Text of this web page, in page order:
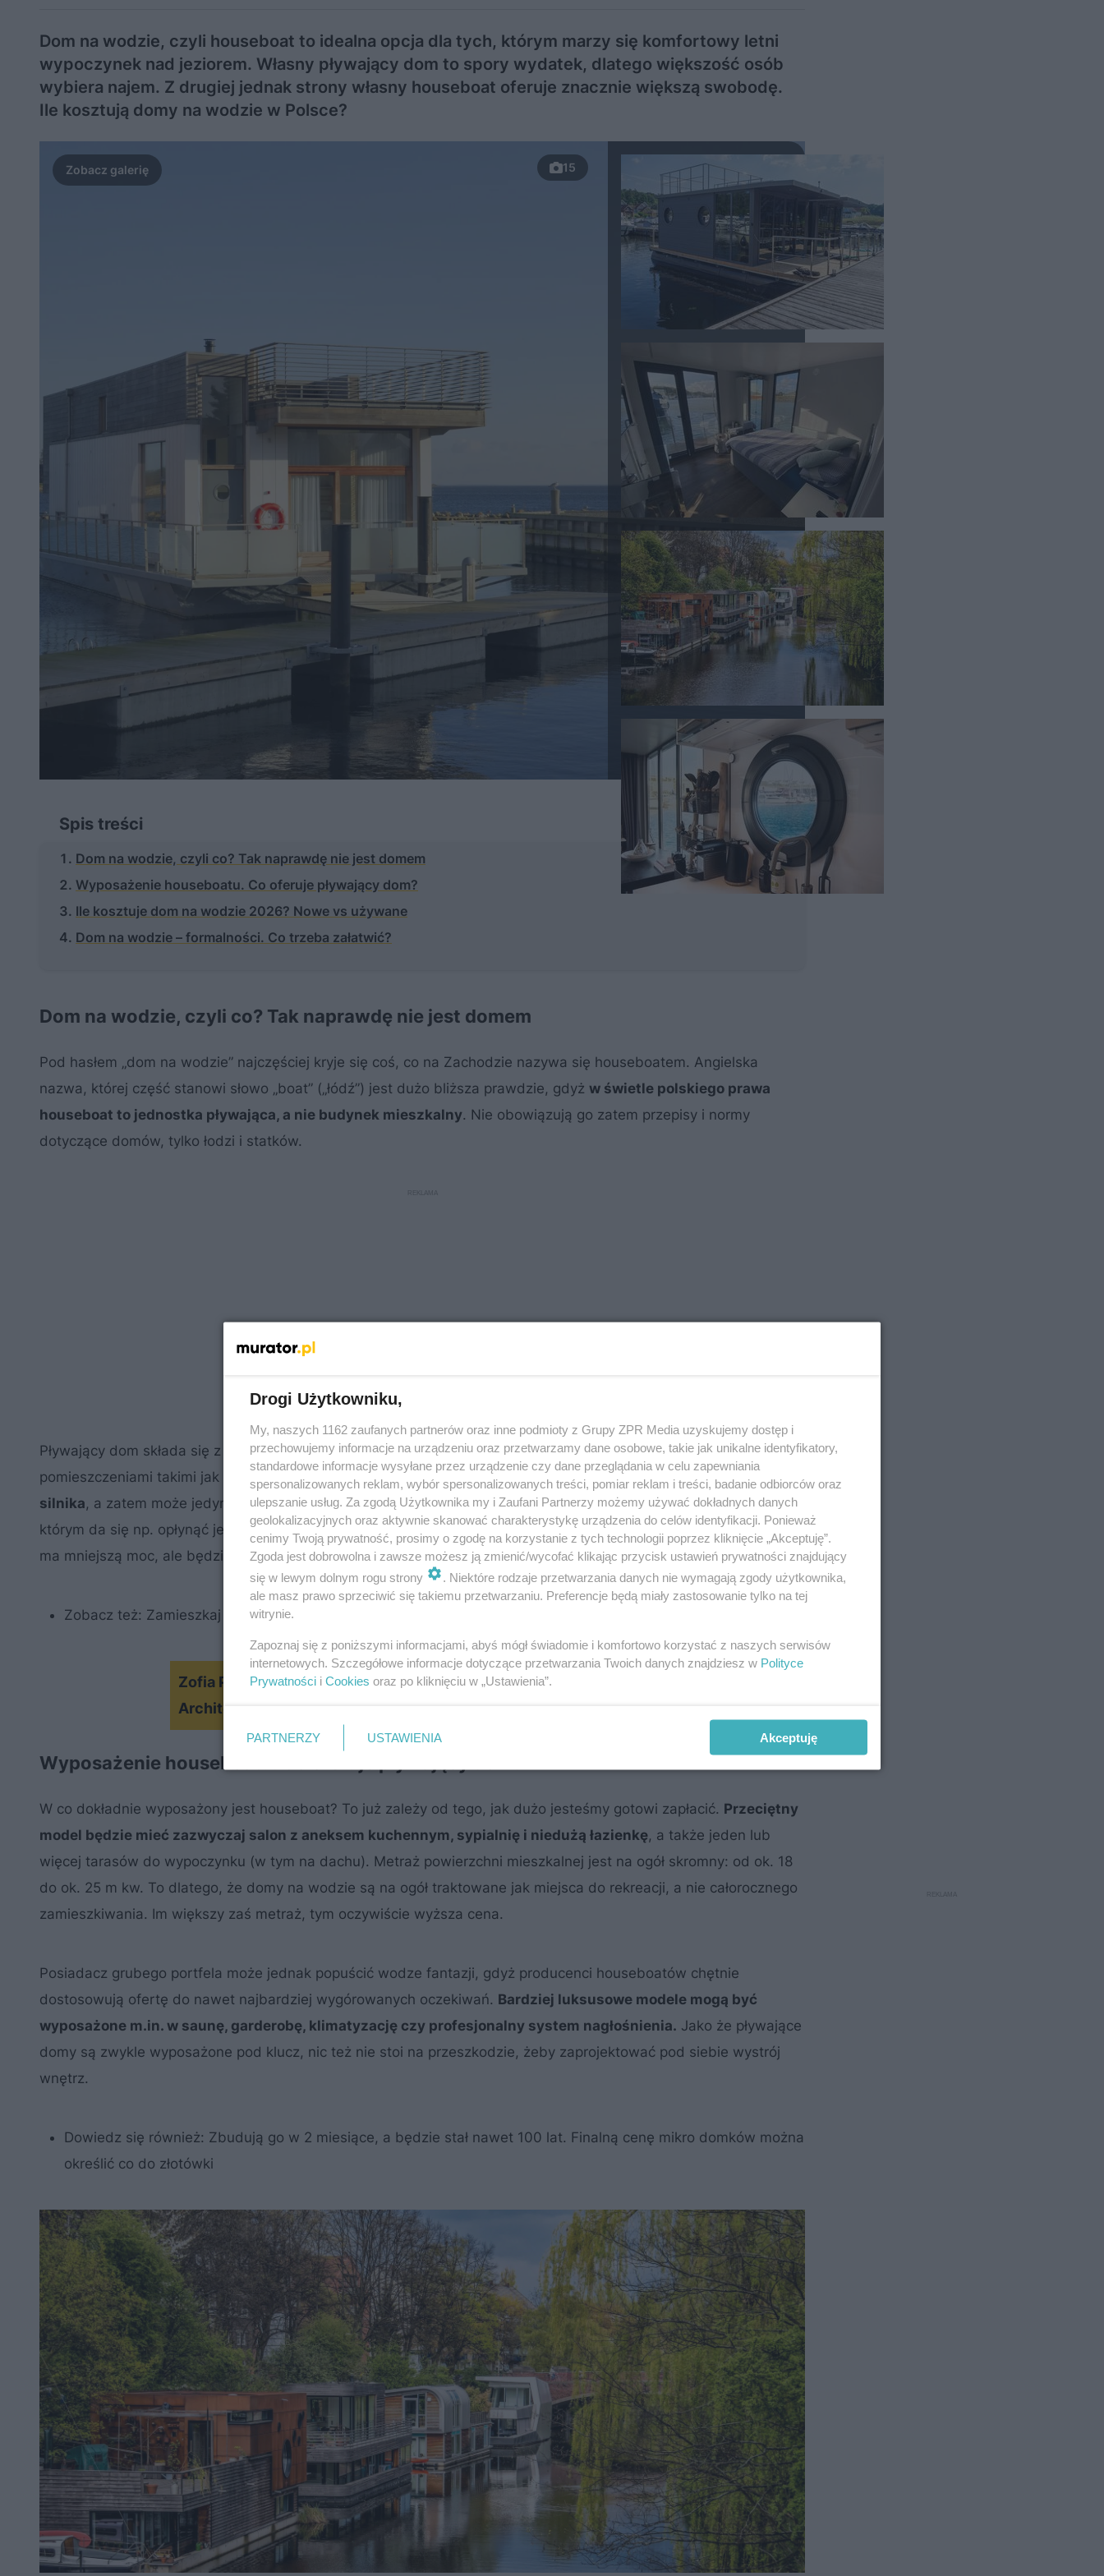
Dom na wodzie, czyli houseboat to idealna opcja dla tych, którym marzy się komfortowy letni
wypoczynek nad jeziorem. Własny pływający dom to spory wydatek, dlatego większość osób
wybiera najem. Z drugiej jednak strony własny houseboat oferuje znacznie większą swobodę.
Ile kosztują domy na wodzie w Polsce?
15
Spis treści
Dom na wodzie, czyli co? Tak naprawdę nie jest domem
Wyposażenie houseboatu. Co oferuje pływający dom?
Ile kosztuje dom na wodzie 2026? Nowe vs używane
Dom na wodzie – formalności. Co trzeba załatwić?
Dom na wodzie, czyli co? Tak naprawdę nie jest domem
Pod hasłem „dom na wodzie” najczęściej kryje się coś, co na Zachodzie nazywa się houseboatem. Angielska
nazwa, której część stanowi słowo „boat” („łódź”) jest dużo bliższa prawdzie, gdyż w świetle polskiego prawa
houseboat to jednostka pływająca, a nie budynek mieszkalny. Nie obowiązują go zatem przepisy i normy
dotyczące domów, tylko łodzi i statków.
Pływający dom składa się z dwóch części: pływającej platformy (podstawy) i umieszczonej na niej nadbudówki z
pomieszczeniami takimi jak salon, sypialnia, kuchnia itd.
Typowy dostępny na rynku dom na wodzie nie posiada
silnika, a zatem może jedynie unosić się na falach w miejscu, gdzie zostanie zakotwiczony. Żeby mieć houseboat,
którym da się np. opłynąć jezioro, trzeba dodatkowo dopłacić. Silnik może być spalinowy lub elektryczny – ten drugi
ma mniejszą moc, ale będzie cichszy.
Zobacz też: Zamieszkaj jak Drzymała, ale w luksusie. Mobilne domy na kółkach będą hitem?
Zofia Piotrowska: Gdzie są prawdziwe spory o mieszkania i miasta? I
Architektura-murator
Wyposażenie houseboatu. Co oferuje pływający dom?
W co dokładnie wyposażony jest houseboat? To już zależy od tego, jak dużo jesteśmy gotowi zapłacić. Przeciętny
model będzie mieć zazwyczaj salon z aneksem kuchennym, sypialnię i niedużą łazienkę, a także jeden lub
więcej tarasów do wypoczynku (w tym na dachu). Metraż powierzchni mieszkalnej jest na ogół skromny: od ok. 18
do ok. 25 m kw. To dlatego, że domy na wodzie są na ogół traktowane jak miejsca do rekreacji, a nie całorocznego
zamieszkiwania. Im większy zaś metraż, tym oczywiście wyższa cena.
Posiadacz grubego portfela może jednak popuścić wodze fantazji, gdyż producenci houseboatów chętnie
dostosowują ofertę do nawet najbardziej wygórowanych oczekiwań. Bardziej luksusowe modele mogą być
wyposażone m.in. w saunę, garderobę, klimatyzację czy profesjonalny system nagłośnienia. Jako że pływające
domy są zwykle wyposażone pod klucz, nic też nie stoi na przeszkodzie, żeby zaprojektować pod siebie wystrój
wnętrz.
Dowiedz się również: Zbudują go w 2 miesiące, a będzie stał nawet 100 lat. Finalną cenę mikro domków można
określić co do złotówki
Drogi Użytkowniku,
My, naszych 1162 zaufanych partnerów oraz inne podmioty z Grupy ZPR Media uzyskujemy dostęp i
przechowujemy informacje na urządzeniu oraz przetwarzamy dane osobowe, takie jak unikalne identyfikatory,
standardowe informacje wysyłane przez urządzenie czy dane przeglądania w celu zapewniania
spersonalizowanych reklam, wybór spersonalizowanych treści, pomiar reklam i treści, badanie odbiorców oraz
ulepszanie usług. Za zgodą Użytkownika my i Zaufani Partnerzy możemy używać dokładnych danych
geolokalizacyjnych oraz aktywnie skanować charakterystykę urządzenia do celów identyfikacji. Ponieważ
cenimy Twoją prywatność, prosimy o zgodę na korzystanie z tych technologii poprzez kliknięcie „Akceptuję”.
Zgoda jest dobrowolna i zawsze możesz ją zmienić/wycofać klikając przycisk ustawień prywatności znajdujący
się w lewym dolnym rogu strony
. Niektóre rodzaje przetwarzania danych nie wymagają zgody użytkownika,
ale masz prawo sprzeciwić się takiemu przetwarzaniu. Preferencje będą miały zastosowanie tylko na tej
witrynie.
Zapoznaj się z poniższymi informacjami, abyś mógł świadomie i komfortowo korzystać z naszych serwisów
internetowych. Szczegółowe informacje dotyczące przetwarzania Twoich danych znajdziesz w Polityce
Prywatności i Cookies oraz po kliknięciu w „Ustawienia”.
PARTNERZY USTAWIENIA Akceptuję